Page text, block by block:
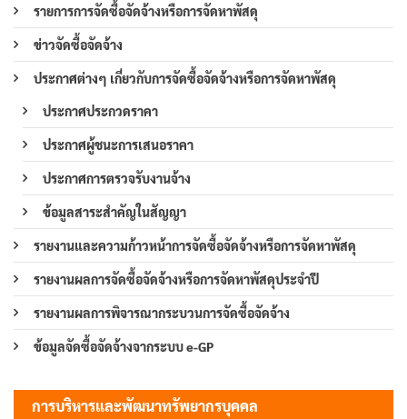
รายการการจัดซื้อจัดจ้างหรือการจัดหาพัสดุ
ข่าวจัดซื้อจัดจ้าง
ประกาศต่างๆ เกี่ยวกับการจัดซื้อจัดจ้างหรือการจัดหาพัสดุ
ประกาศประกวดราคา
ประกาศผู้ชนะการเสนอราคา
ประกาศการตรวจรับงานจ้าง
ข้อมูลสาระสำคัญในสัญญา
รายงานและความก้าวหน้าการจัดซื้อจัดจ้างหรือการจัดหาพัสดุ
รายงานผลการจัดซื้อจัดจ้างหรือการจัดหาพัสดุประจำปี
รายงานผลการพิจารณากระบวนการจัดซื้อจัดจ้าง
ข้อมูลจัดซื้อจัดจ้างจากระบบ e-GP
การบริหารและพัฒนาทรัพยากรบุคคล